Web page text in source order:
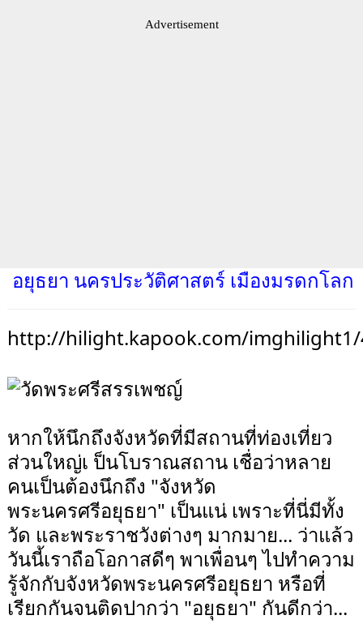
Advertisement
อยุธยา นครประวัติศาสตร์ เมืองมรดกโลก
http://hilight.kapook.com/imghilight1/
หากให้นึกถึงจังหวัดที่มีสถานที่ท่องเที่ยว
ส่วนใหญ่เ ป็นโบราณสถาน เชื่อว่าหลาย
คนเป็นต้องนึกถึง "จังหวัด
พระนครศรีอยุธยา" เป็นแน่ เพราะที่นี่มีทั้ง
วัด และพระราชวังต่างๆ มากมาย... ว่าแล้ว
วันนี้เราถือโอกาสดีๆ พาเพื่อนๆ ไปทำความ
รู้จักกับจังหวัดพระนครศรีอยุธยา หรือที่
เรียกกันจนติดปากว่า "อยุธยา" กันดีกว่า...